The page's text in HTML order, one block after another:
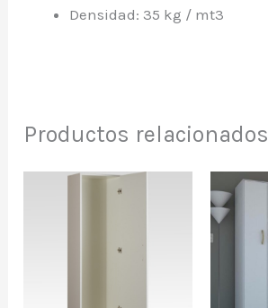
Densidad: 35 kg / mt3
Productos relacionados